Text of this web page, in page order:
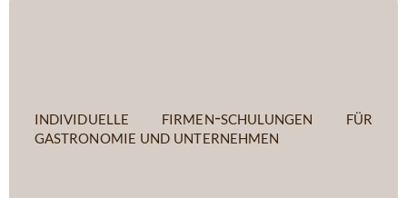
individuelle firmen-schulungen für
gastronomie und unternehmen